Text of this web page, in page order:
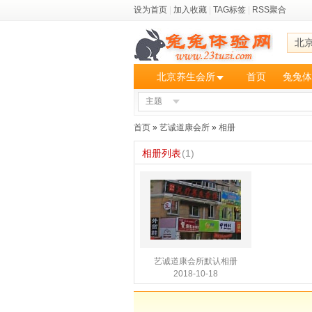
设为首页 加入收藏 TAG标签 RSS聚合
北
北京养生会所 首页 兔兔
主题
首页 » 艺诚道康会所 » 相册
相册列表(1)
艺诚道康会所默认相册
2018-10-18